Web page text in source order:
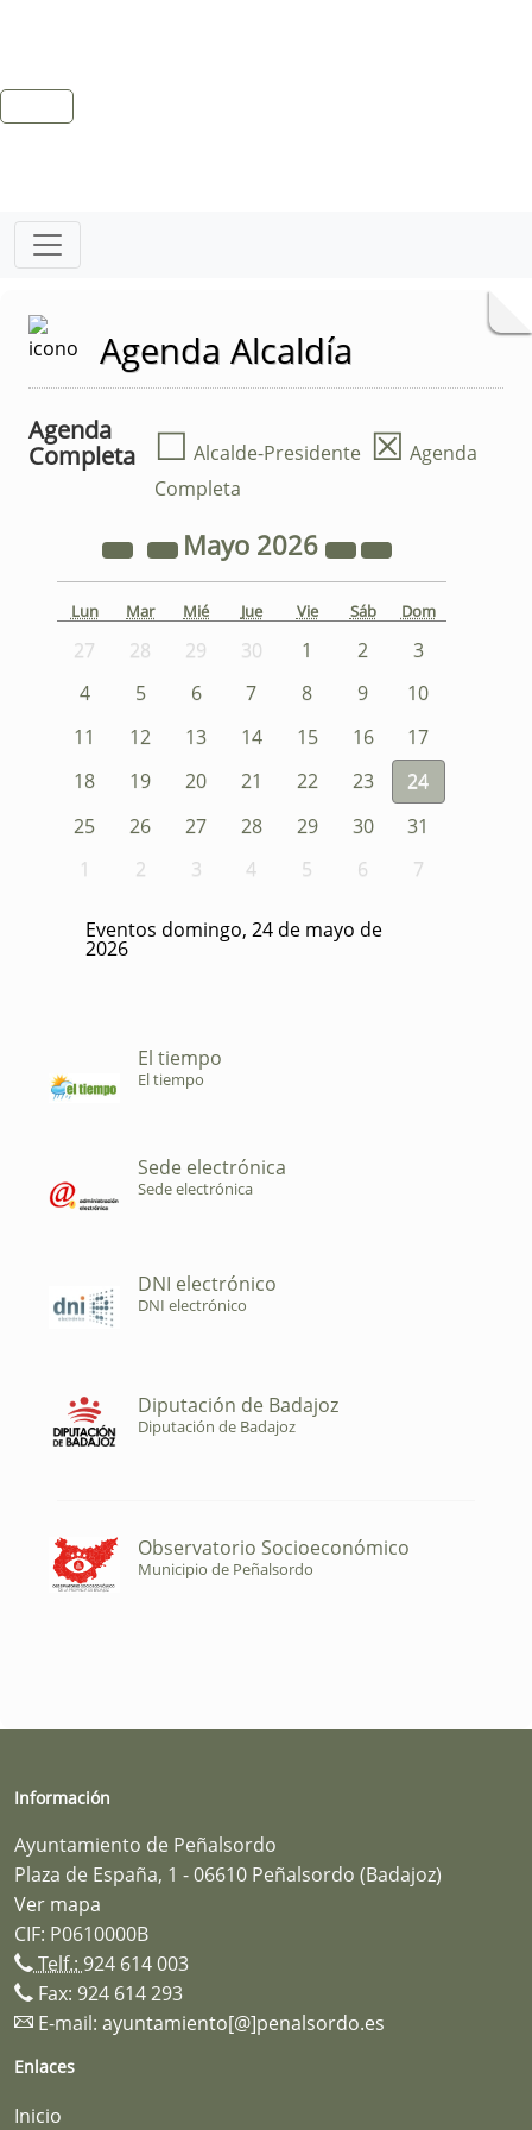
Agenda Alcaldía
Agenda
Completa
☐ Alcalde-Presidente ☒ Agenda
Completa
Mayo 2026
Lun Mar Mié Jue Vie Sáb Dom
27 28 29 30 1 2
3
4
5 6 7 8 9
10
11
12 13 14 15 16
17
18
19 20 21 22 23
24
25
26 27 28 29 30
31
1
2 3 4 5 6 7
Eventos domingo, 24 de mayo de
2026
El tiempo
El tiempo
Sede electrónica
Sede electrónica
DNI electrónico
DNI electrónico
Diputación de Badajoz
Diputación de Badajoz
Observatorio Socioeconómico
Municipio de Peñalsordo
Información
Ayuntamiento de Peñalsordo
Plaza de España, 1 - 06610 Peñalsordo (Badajoz)
Ver mapa
CIF: P0610000B
Telf.: 924 614 003
Fax: 924 614 293
E-mail: ayuntamiento[@]penalsordo.es
Enlaces
Inicio